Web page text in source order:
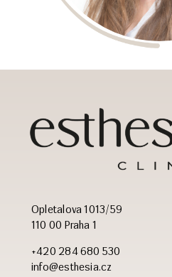
Opletalova 1013/59
110 00 Praha 1
+420 284 680 530
info@esthesia.cz